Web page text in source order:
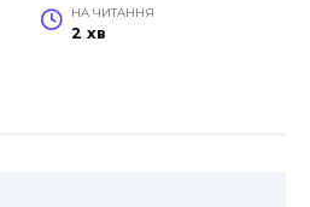
НА ЧИТАННЯ
2 хв